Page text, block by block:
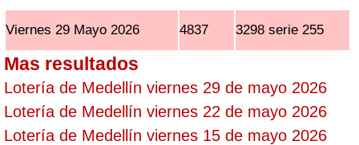
Viernes 29 Mayo 2026 4837 3298 serie 255
Mas resultados
Lotería de Medellín viernes 29 de mayo 2026
Lotería de Medellín viernes 22 de mayo 2026
Lotería de Medellín viernes 15 de mayo 2026